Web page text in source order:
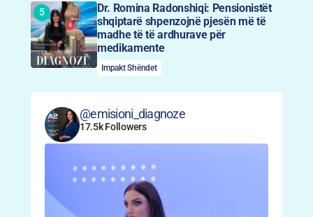
Dr. Romina Radonshiqi: Pensionistët
shqiptarë shpenzojnë pjesën më të
madhe të të ardhurave për
medikamente
Impakt Shëndet
@emisioni_diagnoze
17.5k Followers